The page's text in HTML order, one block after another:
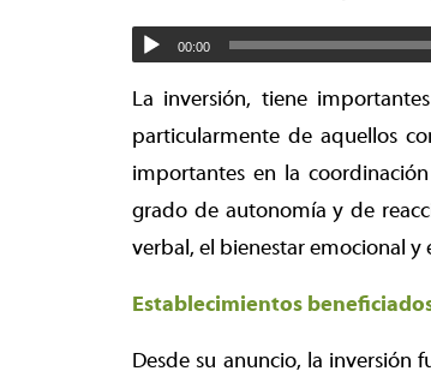
00:00
La inversión, tiene
particularmente de aquellos
importantes en la
grado de autonomía y de
verbal, el bienestar emocional
Establecimientos
Desde su anuncio, la inversión